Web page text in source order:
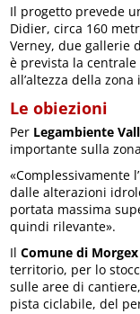
Il progetto prevede
Didier, circa 160
Verney, due gallerie
è prevista la
all’altezza della
Le obiezioni
Per Legambiente
importante sulla
«Complessivamente
dalle alterazioni
portata massima
quindi rilevante».
IlComune di Morgex
territorio, per lo
sulle aree di
pista ciclabile, del